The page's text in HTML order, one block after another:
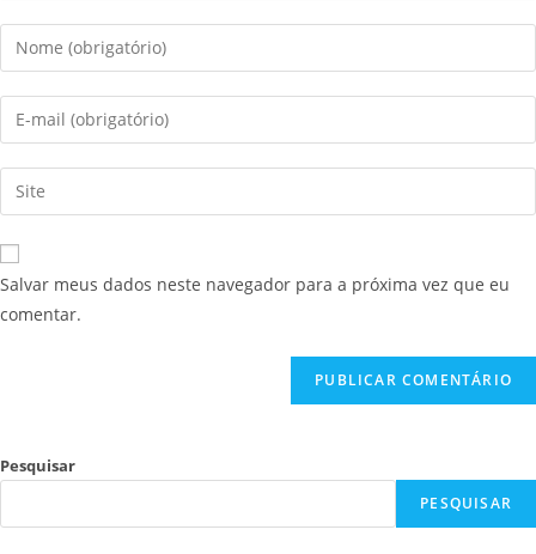
Salvar meus dados neste navegador para a próxima vez que eu
comentar.
Pesquisar
PESQUISAR